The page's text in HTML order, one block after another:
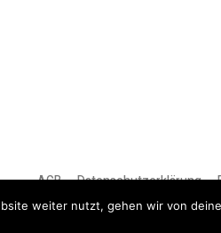
AGB Datenschutzerklärung
weiter nutzt, gehen wir von